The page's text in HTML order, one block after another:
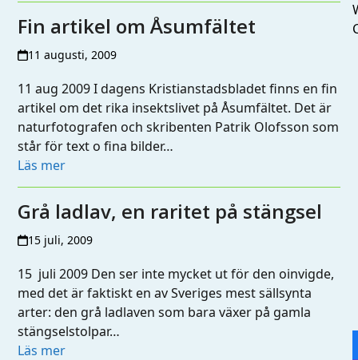
Fin artikel om Åsumfältet
11 augusti, 2009
11 aug 2009 I dagens Kristianstadsbladet finns en fin
artikel om det rika insektslivet på Åsumfältet. Det är
naturfotografen och skribenten Patrik Olofsson som
står för text o fina bilder…
Läs mer
Grå ladlav, en raritet på stängsel
15 juli, 2009
15 juli 2009 Den ser inte mycket ut för den oinvigde,
med det är faktiskt en av Sveriges mest sällsynta
arter: den grå ladlaven som bara växer på gamla
stängselstolpar…
Läs mer